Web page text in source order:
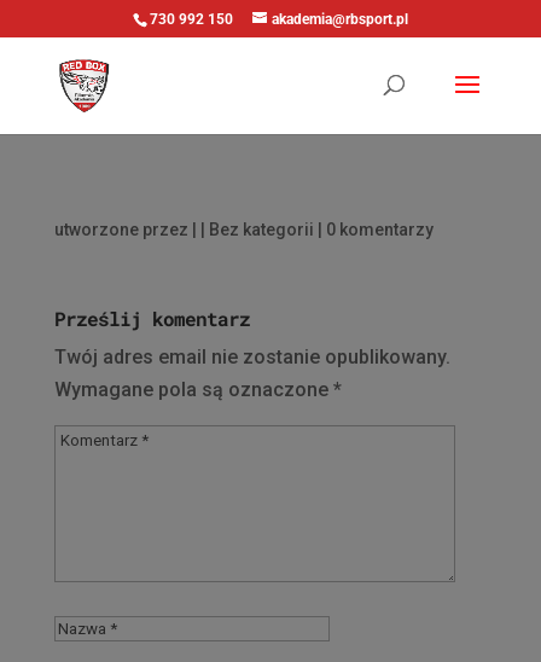
730 992 150 akademia@rbsport.pl
utworzone przez | Bez kategorii | 0 komentarzy
Prześlij komentarz
Twój adres email nie zostanie opublikowany.
Wymagane pola są oznaczone *